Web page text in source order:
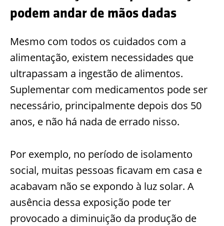
podem andar de mãos dadas
Mesmo com todos os cuidados com a
alimentação, existem necessidades que
ultrapassam a ingestão de alimentos.
Suplementar com medicamentos pode ser
necessário, principalmente depois dos 50
anos, e não há nada de errado nisso.
Por exemplo, no período de isolamento
social, muitas pessoas ficavam em casa e
acabavam não se expondo à luz solar. A
ausência dessa exposição pode ter
provocado a diminuição da produção de